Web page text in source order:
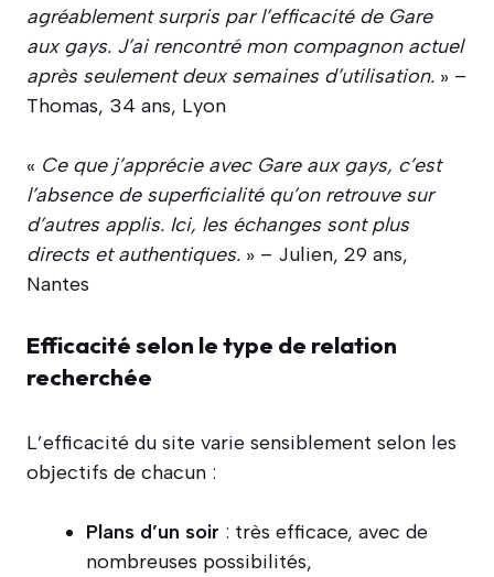
agréablement surpris par l’efficacité de Gare
aux gays. J’ai rencontré mon compagnon actuel
après seulement deux semaines d’utilisation. » –
Thomas, 34 ans, Lyon
« Ce que j’apprécie avec Gare aux gays, c’est
l’absence de superficialité qu’on retrouve sur
d’autres applis. Ici, les échanges sont plus
directs et authentiques. » – Julien, 29 ans,
Nantes
Efficacité selon le type de relation
recherchée
L’efficacité du site varie sensiblement selon les
objectifs de chacun :
Plans d’un soir : très efficace, avec de
nombreuses possibilités,